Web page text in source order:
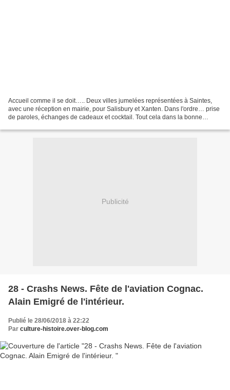
Accueil comme il se doit….. Deux villes jumelées représentées à Saintes,
avec une réception en mairie, pour Salisbury et Xanten. Dans l'ordre… prise
de paroles, échanges de cadeaux et cocktail. Tout cela dans la bonne
Publicité
28 - Crashs News. Fête de l'aviation Cognac.
Alain Emigré de l'intérieur.
Publié le 28/06/2018 à 22:22
Par culture-histoire.over-blog.com